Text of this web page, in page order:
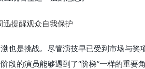
也是挑战。尽管演技早已受到市场与奖
段的演员能够遇到了“阶梯”一样的重要